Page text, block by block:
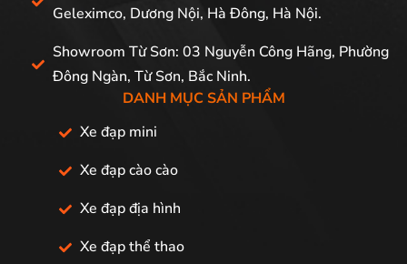
Geleximco, Dương Nội, Hà Đông, Hà Nội.
Showroom Từ Sơn: 03 Nguyễn Công Hãng, Phường
Đông Ngàn, Từ Sơn, Bắc Ninh.
DANH MỤC SẢN PHẨM
Xe đạp mini
Xe đạp cào cào
Xe đạp địa hình
Xe đạp thể thao